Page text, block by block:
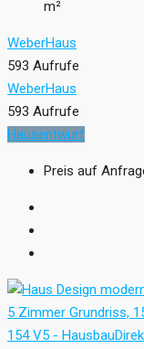
m²
WeberHaus
593 Aufrufe
WeberHaus
593 Aufrufe
Hausentwurf
Preis auf